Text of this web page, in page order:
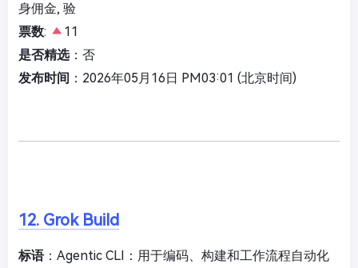
身佣金, 验
票数:
11
是否精选：否
发布时间 ：2026年05月16日 PM03:01 (北京时间)
12. Grok Build
标语：Agentic CLI：用于编码、构建和工作流程自动化